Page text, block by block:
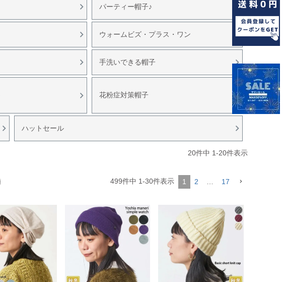
パーティー帽子♪
ウォームビズ・プラス・ワン
手洗いできる帽子
花粉症対策帽子
ハットセール
20件中 1-20件表示
499件中 1-30件表示 1 2 17